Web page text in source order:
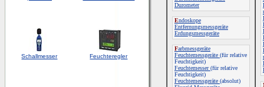
Schallmesser Feuchteregler
Durometer
Endoskope
Entfernungsmessgeräte
Erdungsmessgeräte
Farbmessgeräte
Feuchtemessgeräte (für relative
Feuchtigkeit)
Feuchtemesser(für relative
Feuchtigkeit)
Feuchtemessgeräte (absolut)